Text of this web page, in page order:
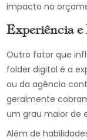
impacto no
Experiência e
Outro fator que
folder digital é a
ou da agência
geralmente
um grau maior de
Além de